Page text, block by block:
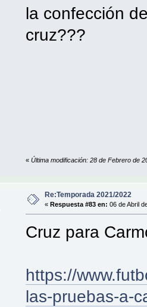
la confección
cruz???
«Última modificación: 28 de Febrero de
Re:Temporada 2021/2022
« Respuesta #83 en: 06 de Abril
Cruz para
https://
las-pruebas-a-